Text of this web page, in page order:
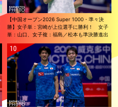
【中国オープン2026 Super 1000・準々決
勝】女子単：宮崎が上位選手に勝利！ 女子
単：山口、女子複：福島／松本も準決勝進出